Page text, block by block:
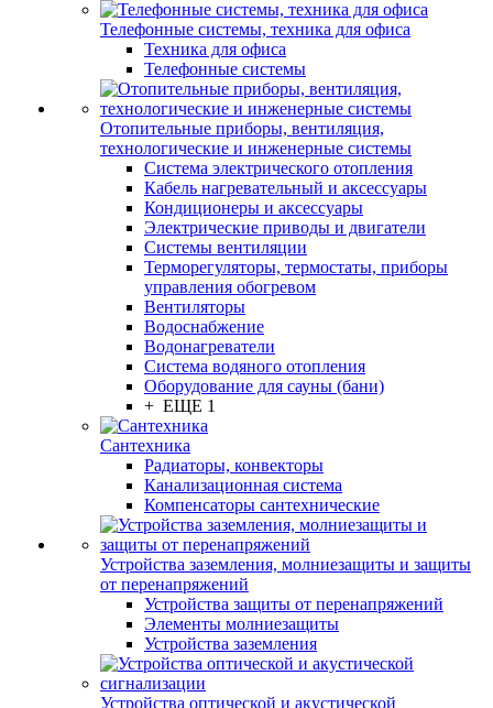
Телефонные системы, техника для офиса
Техника для офиса
Телефонные системы
Отопительные приборы, вентиляция,
технологические и инженерные системы
Система электрического отопления
Кабель нагревательный и аксессуары
Кондиционеры и аксессуары
Электрические приводы и двигатели
Системы вентиляции
Терморегуляторы, термостаты, приборы
управления обогревом
Вентиляторы
Водоснабжение
Водонагреватели
Система водяного отопления
Оборудование для сауны (бани)
+ ЕЩЕ 1
Сантехника
Радиаторы, конвекторы
Канализационная система
Компенсаторы сантехнические
Устройства заземления, молниезащиты и защиты
от перенапряжений
Устройства защиты от перенапряжений
Элементы молниезащиты
Устройства заземления
Устройства оптической и акустической